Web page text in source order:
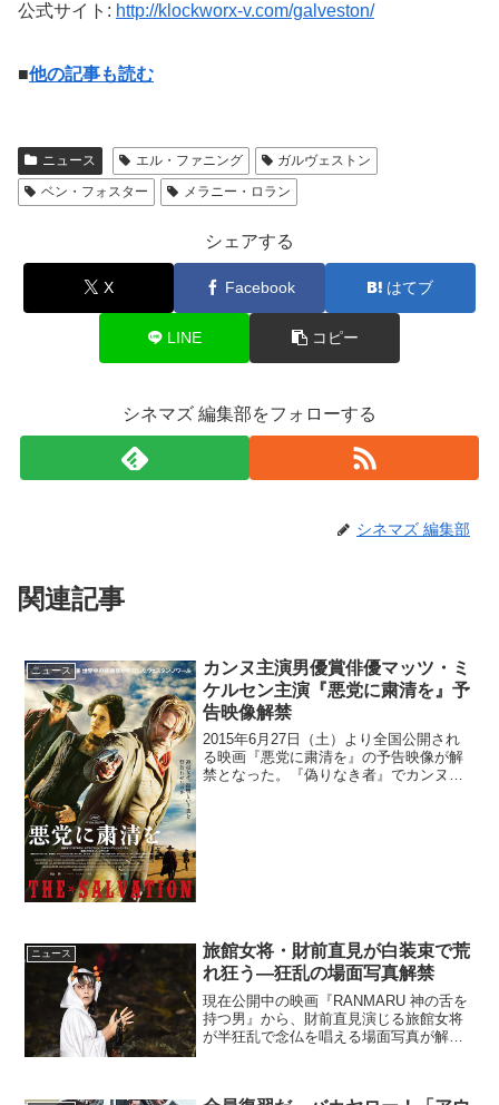
公式サイト: http://klockworx-v.com/galveston/
■他の記事も読む
ニュース エル・ファニング
ガルヴェストン
ベン・フォスター
メラニー・ロラン
シェアする
X Facebook はてブ
LINE コピー
シネマズ 編集部をフォローする
シネマズ 編集部
関連記事
ニュース
カンヌ主演男優賞俳優マッツ・ミ
ケルセン主演『悪党に粛清を』予
告映像解禁
2015年6月27日（土）より全国公開され
る映画『悪党に粛清を』の予告映像が解
禁となった。『偽りなき者』でカンヌ国
ニュース
旅館女将・財前直見が白装束で荒
れ狂う―狂乱の場面写真解禁
現在公開中の映画『RANMARU 神の舌を
持つ男』から、財前直見演じる旅館女将
が半狂乱で念仏を唱える場面写真が解禁